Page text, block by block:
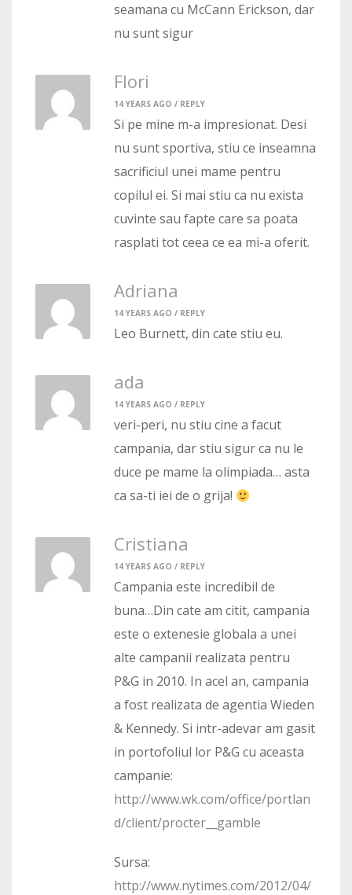
seamana cu McCann Erickson, dar
nu sunt sigur
Flori
14 YEARS AGO / REPLY
Si pe mine m-a impresionat. Desi
nu sunt sportiva, stiu ce inseamna
sacrificiul unei mame pentru
copilul ei. Si mai stiu ca nu exista
cuvinte sau fapte care sa poata
rasplati tot ceea ce ea mi-a oferit.
Adriana
14 YEARS AGO / REPLY
Leo Burnett, din cate stiu eu.
ada
14 YEARS AGO / REPLY
veri-peri, nu stiu cine a facut
campania, dar stiu sigur ca nu le
duce pe mame la olimpiada… asta
ca sa-ti iei de o grija!
Cristiana
14 YEARS AGO / REPLY
Campania este incredibil de
buna…Din cate am citit, campania
este o extenesie globala a unei
alte campanii realizata pentru
P&G in 2010. In acel an, campania
a fost realizata de agentia Wieden
& Kennedy. Si intr-adevar am gasit
in portofoliul lor P&G cu aceasta
campanie:
http://www.wk.com/office/portlan
d/client/procter__gamble
Sursa:
http://www.nytimes.com/2012/04/